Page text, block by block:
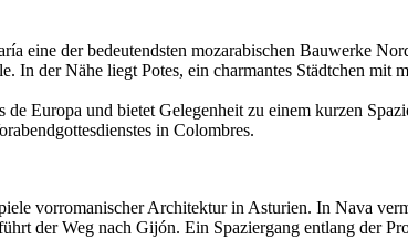
der bedeutendsten mozarabischen Bauwerke
der Nähe liegt Potes, ein charmantes Städtchen mit
Europa und bietet Gelegenheit zu einem kurzen
in Colombres.
vorromanischer Architektur in Asturien. In Nava
der Weg nach Gijón. Ein Spaziergang entlang der